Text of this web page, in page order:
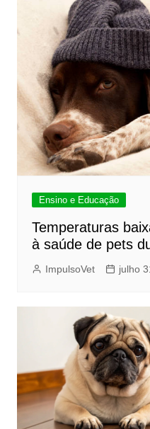
Ensino e Educação
Temperaturas
à saúde de pets
ImpulsoVet julho